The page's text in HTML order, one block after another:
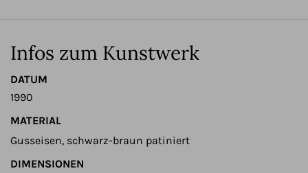
Infos zum Kunstwerk
DATUM
1990
MATERIAL
Gusseisen, schwarz-braun patiniert
DIMENSIONEN